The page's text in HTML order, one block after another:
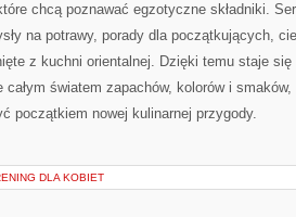
chcą poznawać egzotyczne składniki.
na potrawy, porady dla początkujących,
z kuchni orientalnej. Dzięki temu staje
całym światem zapachów, kolorów i
początkiem nowej kulinarnej przygody.
DLA KOBIET